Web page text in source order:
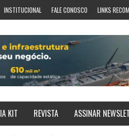
INSTITUCIONAL FALE CONOSCO LINKS
KIT REVISTA ASSINAR